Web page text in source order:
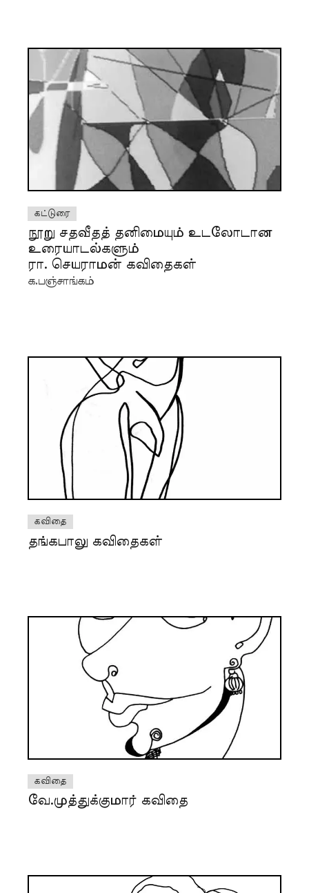
கட்டுரை
நூறு சதவீதத் தனிமையும் உடலோடான
உரையாடல்களும்
ரா. செயராமன் கவிதைகள்
க.பஞ்சாங்கம்
கவிதை
தங்கபாலு கவிதைகள்
கவிதை
வே.முத்துக்குமார் கவிதை